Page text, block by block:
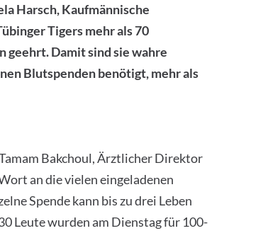
Harsch, Kaufmännische
Tigers mehr als 70
geehrt. Damit sind sie wahre
Blutspenden benötigt, mehr als
Bakchoul, Ärztlicher Direktor
an die vielen eingeladenen
Spende kann bis zu drei Leben
Leute wurden am Dienstag für 100-